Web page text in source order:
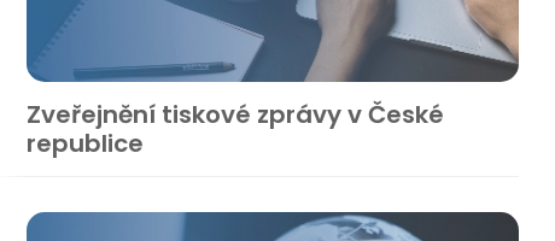
Zveřejnění tiskové zprávy v České
republice